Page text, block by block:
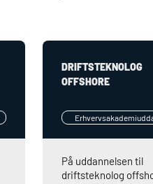
DRIFTSTEKNOLOG
OFFSHORE
På uddannelsen til
driftsteknolog